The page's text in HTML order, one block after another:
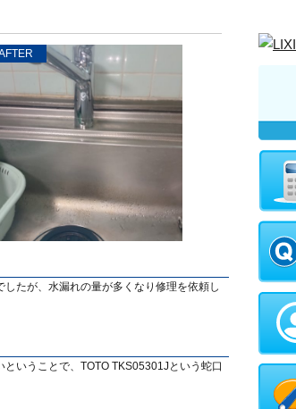
たが、水漏れの量が多くなり修理を依頼し
いうことで、TOTO TKS05301Jという蛇口